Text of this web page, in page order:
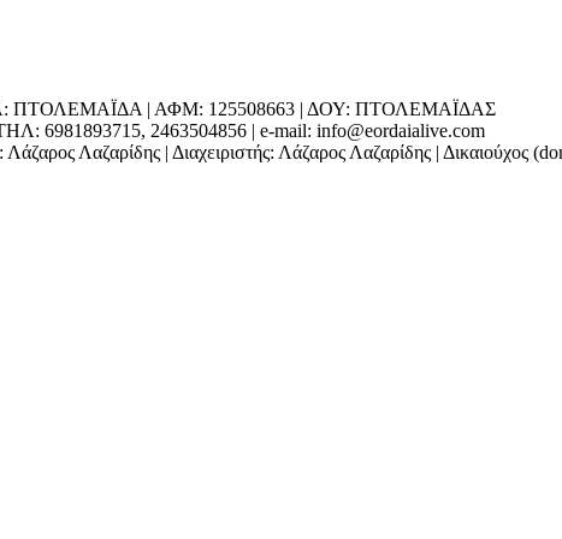
ΕΔΡΑ: ΠΤΟΛΕΜΑΪΔΑ | ΑΦΜ: 125508663 | ΔΟΥ: ΠΤΟΛΕΜΑΪΔΑΣ
2463504856 | e-mail: info@eordaialive.com
Λαζαρίδης | Διαχειριστής: Λάζαρος Λαζαρίδης | Δικαιούχος